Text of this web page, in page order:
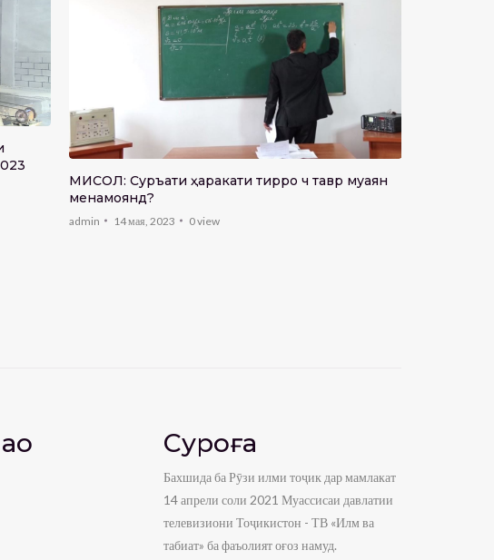
МИСОЛ: Суръати ҳаракати тирро чӣ тавр муаян
менамоянд?
admin 14 мая, 2023 0view
Суроға
Бахшида ба Рӯзи илми тоҷик дар мамлакат
14 апрели соли 2021 Муассисаи давлатии
телевизиони Тоҷикистон - ТВ «Илм ва
табиат» ба фаъолият оғоз намуд.